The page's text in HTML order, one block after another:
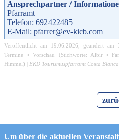
Ansprechpartner /
Pfarramt
Telefon: 692422485
E-Mail: pfarrer@ev-kicb.com
Veröffentlicht am 19.06.2026 , geändert am
Termine • Vorschau (Stichworte: Albir•
Himmel) | EKD Tourismuspfarramt Costa Blanca
Um über die aktuellen